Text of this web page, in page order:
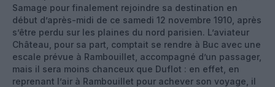
Samage pour finalement rejoindre sa destination en
début d’après-midi de ce samedi 12 novembre 1910, après
s’être perdu sur les plaines du nord parisien. L’aviateur
Château, pour sa part, comptait se rendre à Buc avec une
escale prévue à Rambouillet, accompagné d’un passager,
mais il sera moins chanceux que Duflot : en effet, en
reprenant l’air à Rambouillet pour achever son voyage, il